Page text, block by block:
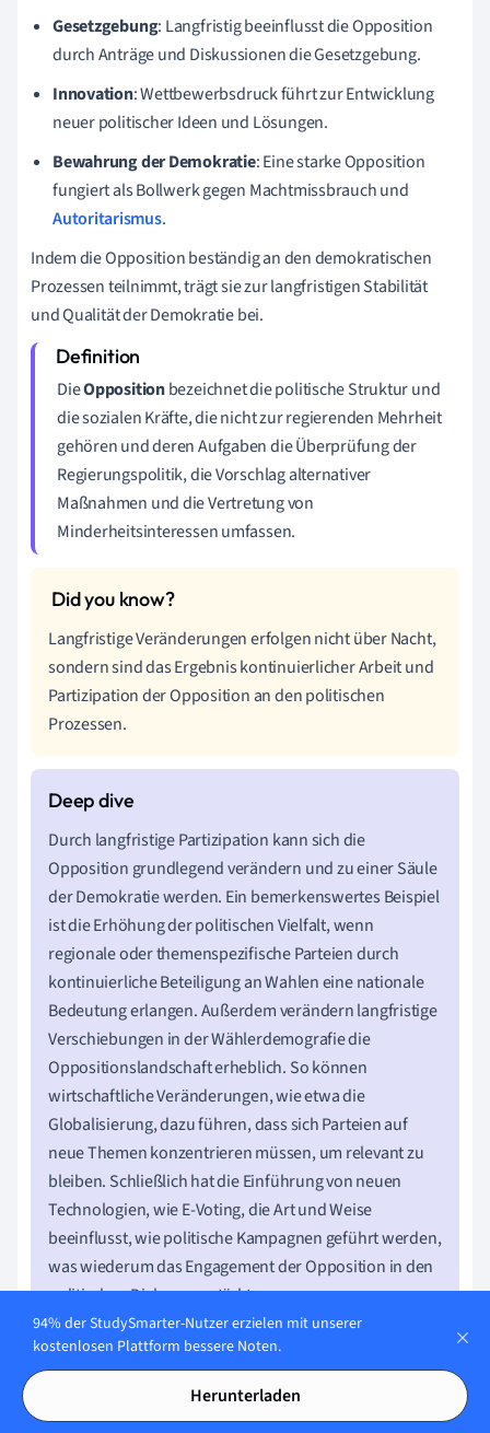
Gesetzgebung: Langfristig beeinflusst die Opposition
durch Anträge und Diskussionen die Gesetzgebung.
Innovation: Wettbewerbsdruck führt zur Entwicklung
neuer politischer Ideen und Lösungen.
Bewahrung der Demokratie: Eine starke Opposition
fungiert als Bollwerk gegen Machtmissbrauch und
Autoritarismus.
Indem die Opposition beständig an den demokratischen
Prozessen teilnimmt, trägt sie zur langfristigen Stabilität
und Qualität der Demokratie bei.
DieOppositionbezeichnet die politische Struktur und
die sozialen Kräfte, die nicht zur regierenden Mehrheit
gehören und deren Aufgaben die Überprüfung der
Regierungspolitik, die Vorschlag alternativer
Maßnahmen und die Vertretung von
Minderheitsinteressen umfassen.
Langfristige Veränderungen erfolgen nicht über Nacht,
sondern sind das Ergebnis kontinuierlicher Arbeit und
Partizipation der Opposition an den politischen
Prozessen.
Durch langfristige Partizipation kann sich die
Opposition grundlegend verändern und zu einer Säule
der Demokratie werden. Ein bemerkenswertes Beispiel
ist die Erhöhung der politischen Vielfalt, wenn
regionale oder themenspezifische Parteien durch
kontinuierliche Beteiligung an Wahlen eine nationale
Bedeutung erlangen. Außerdem verändern langfristige
Verschiebungen in der Wählerdemografie die
Oppositionslandschaft erheblich. So können
wirtschaftliche Veränderungen, wie etwa die
Globalisierung, dazu führen, dass sich Parteien auf
neue Themen konzentrieren müssen, um relevant zu
bleiben. Schließlich hat die Einführung von neuen
Technologien, wie E-Voting, die Art und Weise
beeinflusst, wie politische Kampagnen geführt werden,
was wiederum das Engagement der Opposition in den
politischen Diskurs verstärkt.
Opposition und Wahlen - Das Wichtigste
Opposition und Wahlen sind essenziell für
94% der StudySmarter-Nutzer erzielen mit unserer
kostenlosen Plattform bessere Noten.
Herunterladen